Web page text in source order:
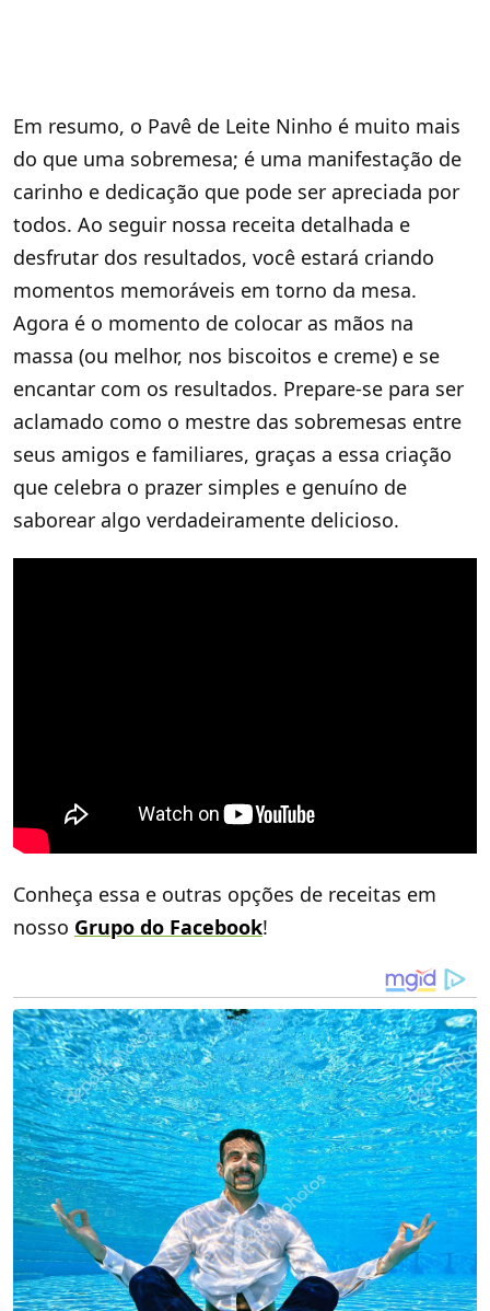
Em resumo, o Pavê de Leite Ninho é muito mais
do que uma sobremesa; é uma manifestação de
carinho e dedicação que pode ser apreciada por
todos. Ao seguir nossa receita detalhada e
desfrutar dos resultados, você estará criando
momentos memoráveis em torno da mesa.
Agora é o momento de colocar as mãos na
massa (ou melhor, nos biscoitos e creme) e se
encantar com os resultados. Prepare-se para ser
aclamado como o mestre das sobremesas entre
seus amigos e familiares, graças a essa criação
que celebra o prazer simples e genuíno de
saborear algo verdadeiramente delicioso.
Conheça essa e outras opções de receitas em
nosso Grupo do Facebook!